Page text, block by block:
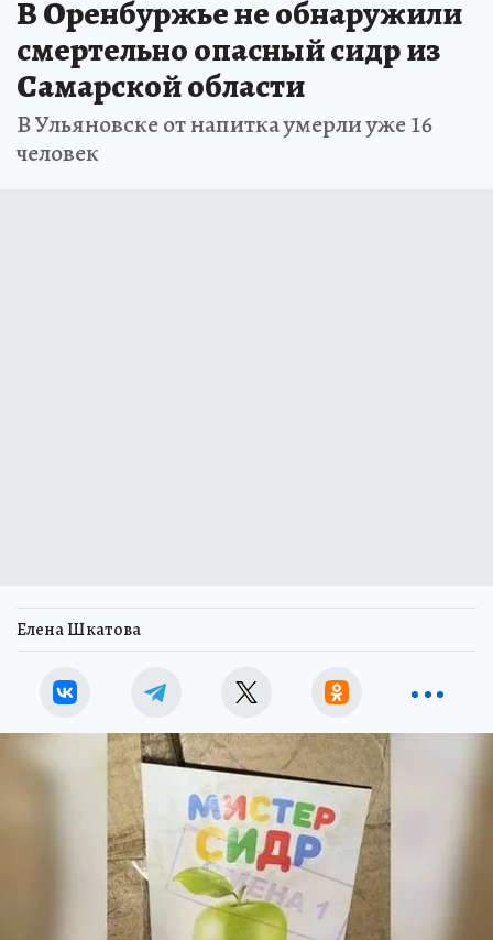
В Оренбуржье не обнаружили
смертельно опасный сидр из
Самарской области
В Ульяновске от напитка умерли уже 16
человек
Елена Шкатова